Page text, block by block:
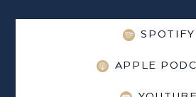
SPOTIFY
APPLE